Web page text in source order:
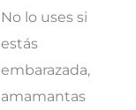
No lo uses si
estás
embarazada,
amamantas